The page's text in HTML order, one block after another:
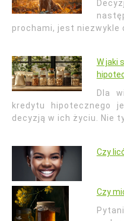
prochami, jest niezwykle
W jaki
Dla
kredytu hipotecznego
decyzją w ich życiu. Nie
Czy
Czy